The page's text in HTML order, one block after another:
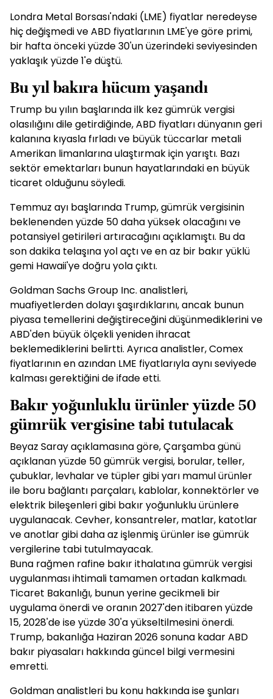
Londra Metal Borsası'ndaki (LME) fiyatlar neredeyse
hiç değişmedi ve ABD fiyatlarının LME'ye göre primi,
bir hafta önceki yüzde 30'un üzerindeki seviyesinden
yaklaşık yüzde 1'e düştü.
Bu yıl bakıra hücum yaşandı
Trump bu yılın başlarında ilk kez gümrük vergisi
olasılığını dile getirdiğinde, ABD fiyatları dünyanın geri
kalanına kıyasla fırladı ve büyük tüccarlar metali
Amerikan limanlarına ulaştırmak için yarıştı. Bazı
sektör emektarları bunun hayatlarındaki en büyük
ticaret olduğunu söyledi.
Temmuz ayı başlarında Trump, gümrük vergisinin
beklenenden yüzde 50 daha yüksek olacağını ve
potansiyel getirileri artıracağını açıklamıştı. Bu da
son dakika telaşına yol açtı ve en az bir bakır yüklü
gemi Hawaii'ye doğru yola çıktı.
Goldman Sachs Group Inc. analistleri,
muafiyetlerden dolayı şaşırdıklarını, ancak bunun
piyasa temellerini değiştireceğini düşünmediklerini ve
ABD'den büyük ölçekli yeniden ihracat
beklemediklerini belirtti. Ayrıca analistler, Comex
fiyatlarının en azından LME fiyatlarıyla aynı seviyede
kalması gerektiğini de ifade etti.
Bakır yoğunluklu ürünler yüzde 50
gümrük vergisine tabi tutulacak
Beyaz Saray açıklamasına göre, Çarşamba günü
açıklanan yüzde 50 gümrük vergisi, borular, teller,
çubuklar, levhalar ve tüpler gibi yarı mamul ürünler
ile boru bağlantı parçaları, kablolar, konnektörler ve
elektrik bileşenleri gibi bakır yoğunluklu ürünlere
uygulanacak. Cevher, konsantreler, matlar, katotlar
ve anotlar gibi daha az işlenmiş ürünler ise gümrük
vergilerine tabi tutulmayacak.
Buna rağmen rafine bakır ithalatına gümrük vergisi
uygulanması ihtimali tamamen ortadan kalkmadı.
Ticaret Bakanlığı, bunun yerine gecikmeli bir
uygulama önerdi ve oranın 2027'den itibaren yüzde
15, 2028'de ise yüzde 30'a yükseltilmesini önerdi.
Trump, bakanlığa Haziran 2026 sonuna kadar ABD
bakır piyasaları hakkında güncel bilgi vermesini
emretti.
Goldman analistleri bu konu hakkında ise şunları